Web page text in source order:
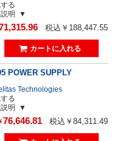
る
明
税込￥188,447.55
POWER SUPPLY
Technologies
る
明
76,646.81 税込￥84,311.49